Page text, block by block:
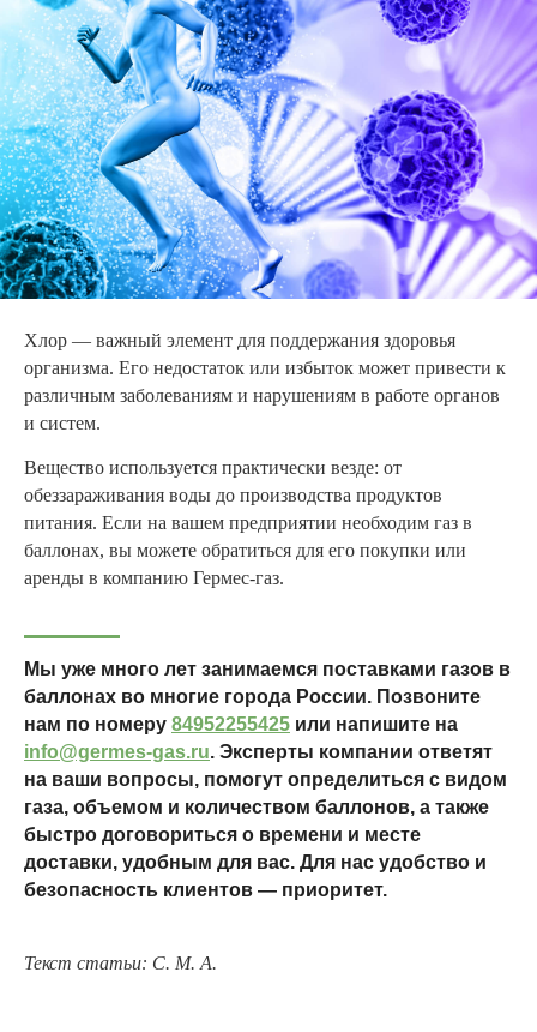
Хлор — важный элемент для поддержания здоровья
организма. Его недостаток или избыток может привести к
различным заболеваниям и нарушениям в работе органов
и систем.
Вещество используется практически везде: от
обеззараживания воды до производства продуктов
питания. Если на вашем предприятии необходим газ в
баллонах, вы можете обратиться для его покупки или
аренды в компанию Гермес-газ.
Мы уже много лет занимаемся поставками газов в
баллонах во многие города России. Позвоните
нам по номеру 84952255425 или напишите на
info@germes-gas.ru. Эксперты компании ответят
на ваши вопросы, помогут определиться с видом
газа, объемом и количеством баллонов, а также
быстро договориться о времени и месте
доставки, удобным для вас. Для нас удобство и
безопасность клиентов — приоритет.
Текст статьи: С. М. А.